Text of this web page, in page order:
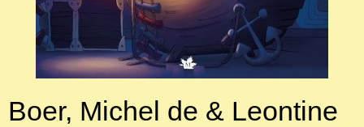
Boer, Michel de & Leontine